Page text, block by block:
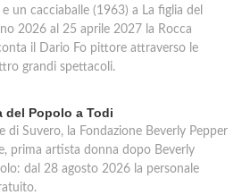
un cacciaballe (1963) a La figlia del
2026 al 25 aprile 2027 la Rocca
il Dario Fo pittore attraverso le
grandi spettacoli.
del Popolo a Todi
di Suvero, la Fondazione Beverly Pepper
prima artista donna dopo Beverly
dal 28 agosto 2026 la personale